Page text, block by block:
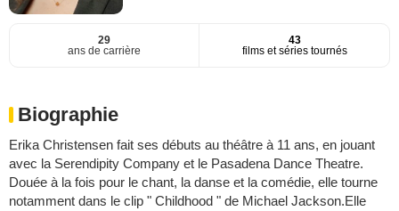
29
ans de carrière
43
films et séries tournés
Biographie
Erika Christensen fait ses débuts au théâtre à 11 ans, en jouant
avec la Serendipity Company et le Pasadena Dance Theatre.
Douée à la fois pour le chant, la danse et la comédie, elle tourne
notamment dans le clip " Childhood " de Michael Jackson.Elle